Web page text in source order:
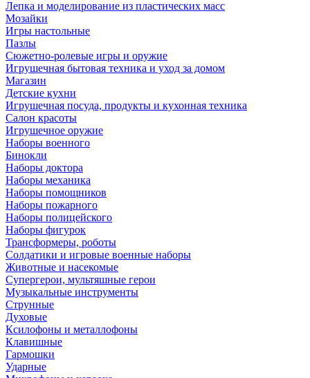
Лепка и моделирование из пластических масс
Мозайки
Игры настольные
Пазлы
Сюжетно-ролевые игры и оружие
Игрушечная бытовая техника и уход за домом
Магазин
Детские кухни
Игрушечная посуда, продукты и кухонная техника
Салон красоты
Игрушечное оружие
Наборы военного
Бинокли
Наборы доктора
Наборы механика
Наборы помощников
Наборы пожарного
Наборы полицейского
Наборы фигурок
Трансформеры, роботы
Солдатики и игровые военные наборы
Животные и насекомые
Супергерои, мультяшные герои
Музыкальные инструменты
Струнные
Духовые
Ксилофоны и металлофоны
Клавишные
Гармошки
Ударные